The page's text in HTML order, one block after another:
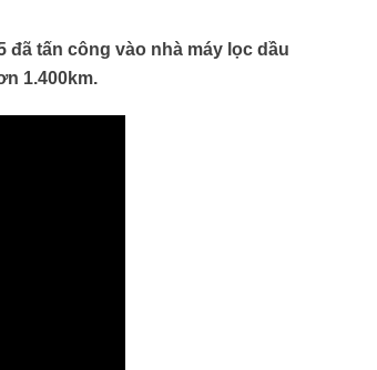
đã tấn công vào nhà máy lọc dầu
1.400km.